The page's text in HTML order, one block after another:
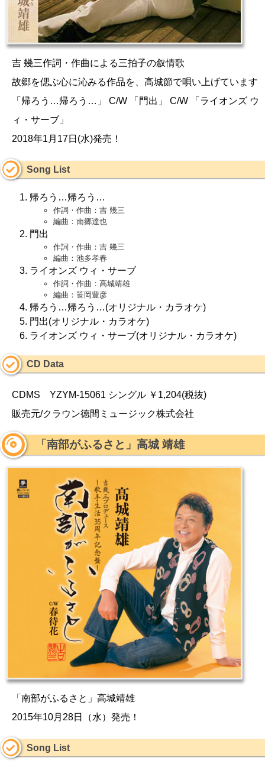
吉 幾三作詞・作曲による三拍子の叙情歌
故郷を偲ぶ心に沁みる作品を、高城節で唄い上げています
「帰ろう…帰ろう…」 C/W 「門出」 C/W 「ライオンズ ウ
ィ・サーブ」
2018年1月17日(水)発売！
Song List
帰ろう…帰ろう…
作詞・作曲：吉 幾三
編曲：南郷達也
門出
作詞・作曲：吉 幾三
編曲：池多孝春
ライオンズ ウィ・サーブ
作詞・作曲：高城靖雄
編曲：笹岡豊彦
帰ろう…帰ろう…(オリジナル・カラオケ)
門出(オリジナル・カラオケ)
ライオンズ ウィ・サーブ(オリジナル・カラオケ)
CD Data
CDMS YZYM-15061 シングル ￥1,204(税抜)
販売元/クラウン徳間ミュージック株式会社
「南部がふるさと」高城 靖雄
「南部がふるさと」高城靖雄
2015年10月28日（水）発売！
Song List